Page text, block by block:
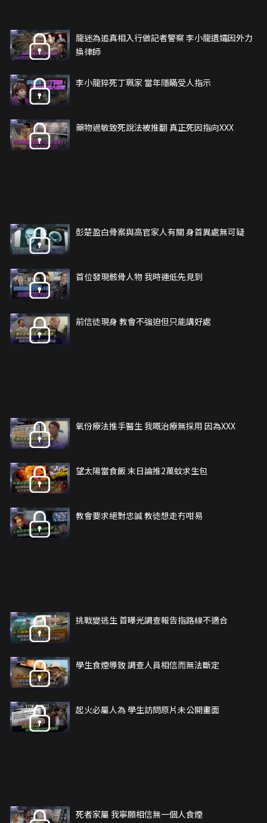
龍迷為追真相入行做記者警察 李小龍遺孀因外力
換律師
李小龍猝死丁珮家 當年隱瞞受人指示
藥物過敏致死說法被推翻 真正死因指向XXX
彭楚盈白骨案與高官家人有關 身首異處無可疑
首位發現骸骨人物 我時運低先見到
前信徒現身 教會不強迫但只能講好處
氧份療法推手醫生 我嘅治療無採用 因為XXX
望太陽當食飯 末日論推2萬蚊求生包
教會要求絕對忠誠 教徒想走冇咁易
挑戰變逃生 首曝光調查報告指路線不適合
學生食煙導致 調查人員相信而無法斷定
起火必屬人為 學生訪問原片未公開畫面
死者家屬 我寧願相信無一個人食煙